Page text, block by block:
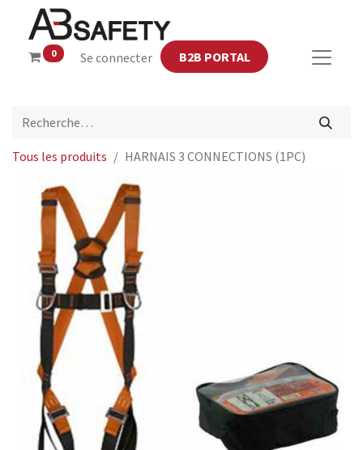
0 Se connecter B2B PORTAL
Tous les produits HARNAIS 3 CONNECTIONS (1PC)